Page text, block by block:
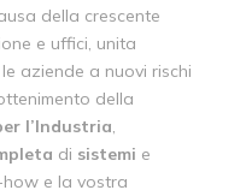
della crescente
e uffici, unita
le aziende a nuovi rischi
della
l’Industria,
di sistemi e
e la vostra